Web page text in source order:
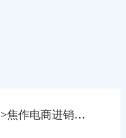
>焦作电商进销存软件推荐